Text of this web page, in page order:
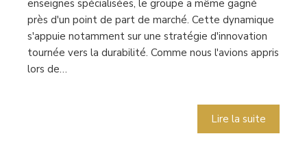
enseignes spécialisées, le groupe a même gagné
près d'un point de part de marché. Cette dynamique
s'appuie notamment sur une stratégie d'innovation
tournée vers la durabilité. Comme nous l'avions appris
lors de…
Lire la suite